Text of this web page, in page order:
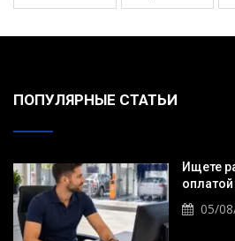
ПОПУЛЯРНЫЕ СТАТЬИ
Ищете
05/